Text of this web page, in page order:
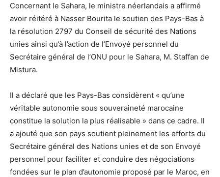
Concernant le Sahara, le ministre néerlandais a affirmé
avoir réitéré à Nasser Bourita le soutien des Pays-Bas à
la résolution 2797 du Conseil de sécurité des Nations
unies ainsi qu’à l’action de l’Envoyé personnel du
Secrétaire général de l’ONU pour le Sahara, M. Staffan de
Mistura.
Il a déclaré que les Pays-Bas considèrent « qu’une
véritable autonomie sous souveraineté marocaine
constitue la solution la plus réalisable » dans ce cadre. Il
a ajouté que son pays soutient pleinement les efforts du
Secrétaire général des Nations unies et de son Envoyé
personnel pour faciliter et conduire des négociations
fondées sur le plan d’autonomie proposé par le Maroc, en